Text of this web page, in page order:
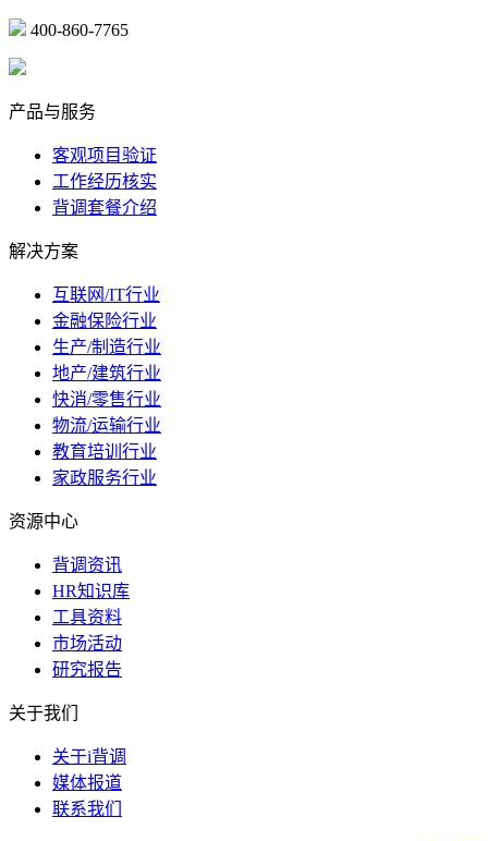
400-860-7765
产品与服务
客观项目验证
工作经历核实
背调套餐介绍
解决方案
互联网/IT行业
金融保险行业
生产/制造行业
地产/建筑行业
快消/零售行业
物流/运输行业
教育培训行业
家政服务行业
资源中心
背调资讯
HR知识库
工具资料
市场活动
研究报告
关于我们
关于i背调
媒体报道
联系我们